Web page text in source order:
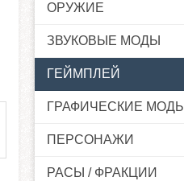
ОРУЖИЕ
ЗВУКОВЫЕ МОДЫ
ГЕЙМПЛЕЙ
ГРАФИЧЕСКИЕ МОДЫ
ПЕРСОНАЖИ
РАСЫ / ФРАКЦИИ